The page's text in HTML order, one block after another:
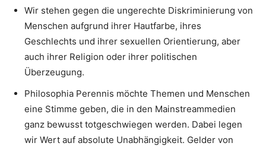
Wir stehen gegen die ungerechte Diskriminierung von
Menschen aufgrund ihrer Hautfarbe, ihres
Geschlechts und ihrer sexuellen Orientierung, aber
auch ihrer Religion oder ihrer politischen
Überzeugung.
Philosophia Perennis möchte Themen und Menschen
eine Stimme geben, die in den Mainstreammedien
ganz bewusst totgeschwiegen werden. Dabei legen
wir Wert auf absolute Unabhängigkeit. Gelder von